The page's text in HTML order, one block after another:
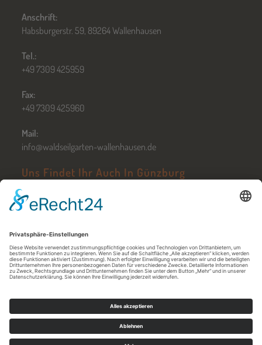
Anschrift:
Habsburgerstr. 59, 89264 Wallenhausen
Tel.:
+49 7309 425959
Fax:
+49 7309 425960
Mail:
info@waldseilgarten-wallenhausen.de
Uns Findet Ihr Auch In Günzburg
Öffnungszeiten in Günzburg
Nutzungsbedingungen
Datenschutz
Impressum